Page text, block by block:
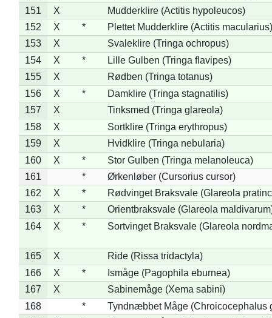
151
X
Mudderklire (Actitis hypoleucos)
152
X *
Plettet Mudderklire (Actitis macularius)
153
X
Svaleklire (Tringa ochropus)
154
X *
Lille Gulben (Tringa flavipes)
155
X
Rødben (Tringa totanus)
156
X *
Damklire (Tringa stagnatilis)
157
X
Tinksmed (Tringa glareola)
158
X
Sortklire (Tringa erythropus)
159
X
Hvidklire (Tringa nebularia)
160
X *
Stor Gulben (Tringa melanoleuca)
161
*
Ørkenløber (Cursorius cursor)
162
X *
Rødvinget Braksvale (Glareola
163
X *
Orientbraksvale (Glareola
164
X * Sortvinget Braksvale (Glareola
165 X
Ride (Rissa tridactyla)
166
X *
Ismåge (Pagophila eburnea)
167
X
Sabinemåge (Xema sabini)
168
*
Tyndnæbbet Måge (Chroicocephalus